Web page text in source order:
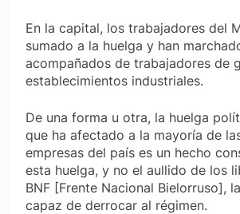
En la capital, los trabajadores del
sumado a la huelga y han
acompañados de trabajadores de
establecimientos industriales.
De una forma u otra, la huelga
que ha afectado a la mayoría de
empresas del país es un hecho
esta huelga, y no el aullido de los
BNF [Frente Nacional Bielorruso],
capaz de derrocar al régimen.